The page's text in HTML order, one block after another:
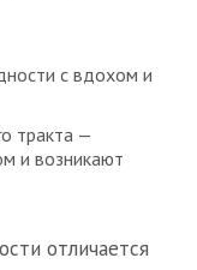
с вдохом и
тракта —
и возникают
отличается